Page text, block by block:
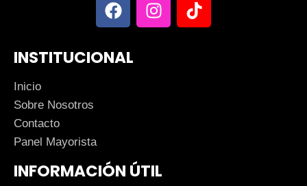
INSTITUCIONAL
Inicio
Sobre Nosotros
Contacto
Panel Mayorista
INFORMACIÓN ÚTIL